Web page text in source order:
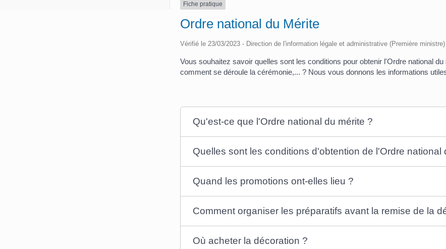
Fiche pratique
Ordre national du Mérite
Vérifié le 23/03/2023 - Direction de l'information légale et administrative (Première ministre)
Vous souhaitez savoir quelles sont les conditions pour obtenir l'Ordre national
comment se déroule la cérémonie,... ? Nous vous donnons les informations
Qu'est-ce que l'Ordre national du mérite ?
Quelles sont les conditions d'obtention de l'Ordre national
Quand les promotions ont-elles lieu ?
Comment organiser les préparatifs avant la remise de la
Où acheter la décoration ?